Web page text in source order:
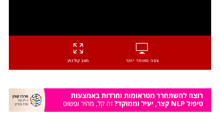
צפה מאוחר יותר מצב קולנוע